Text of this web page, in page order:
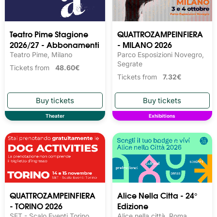
Teatro Pime Stagione
2026/27 - Abbonamenti
Teatro Pime, Milano
Tickets from 48.60€
Theater
QUATTROZAMPEINFIERA
- MILANO 2026
Parco Esposizioni Novegro,
Segrate
Tickets from 7.32€
Exhibitions
QUATTROZAMPEINFIERA
- TORINO 2026
Alice Nella Citta - 24°
Edizione